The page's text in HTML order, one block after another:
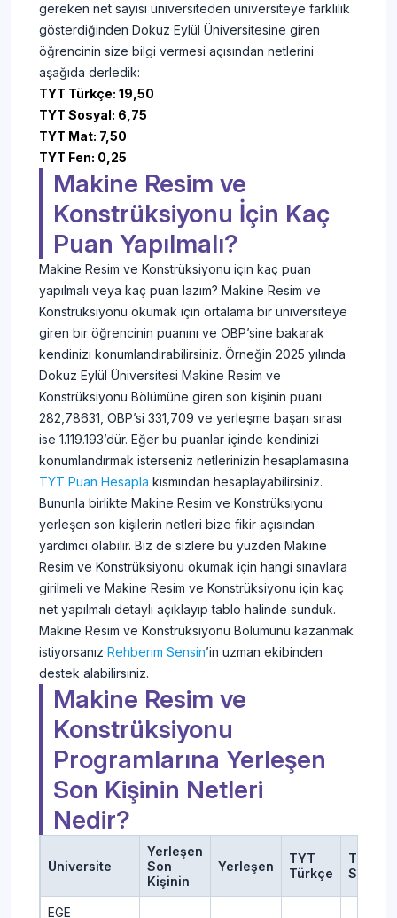
gereken net sayısı üniversiteden üniversiteye farklılık
gösterdiğinden Dokuz Eylül Üniversitesine giren
öğrencinin size bilgi vermesi açısından netlerini
aşağıda derledik:
TYT Türkçe: 19,50
TYT Sosyal: 6,75
TYT Mat: 7,50
TYT Fen: 0,25
Makine Resim ve
Konstrüksiyonu İçin Kaç
Puan Yapılmalı?
Makine Resim ve Konstrüksiyonu için kaç puan
yapılmalı veya kaç puan lazım? Makine Resim ve
Konstrüksiyonu okumak için ortalama bir üniversiteye
giren bir öğrencinin puanını ve OBP’sine bakarak
kendinizi konumlandırabilirsiniz. Örneğin 2025 yılında
Dokuz Eylül Üniversitesi Makine Resim ve
Konstrüksiyonu Bölümüne giren son kişinin puanı
282,78631, OBP’si 331,709 ve yerleşme başarı sırası
ise 1.119.193’dür. Eğer bu puanlar içinde kendinizi
konumlandırmak isterseniz netlerinizin hesaplamasına
TYT Puan Hesapla kısmından hesaplayabilirsiniz.
Bununla birlikte Makine Resim ve Konstrüksiyonu
yerleşen son kişilerin netleri bize fikir açısından
yardımcı olabilir. Biz de sizlere bu yüzden Makine
Resim ve Konstrüksiyonu okumak için hangi sınavlara
girilmeli ve Makine Resim ve Konstrüksiyonu için kaç
net yapılmalı detaylı açıklayıp tablo halinde sunduk.
Makine Resim ve Konstrüksiyonu Bölümünü kazanmak
istiyorsanız Rehberim Sensin’in uzman ekibinden
destek alabilirsiniz.
Makine Resim ve
Konstrüksiyonu
Programlarına Yerleşen
Son Kişinin Netleri
Nedir?
Üniversite
Yerleşen
Son
Kişinin
Yerleşen
TYT
Türkçe
TYT
Sosyal
EGE